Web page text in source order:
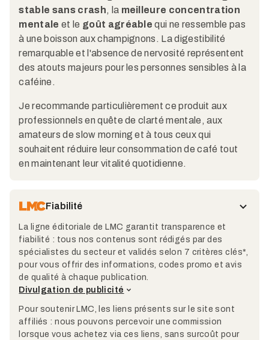
stable sans crash, la meilleure concentration
mentale et le goût agréable qui ne ressemble pas
à une boisson aux champignons. La digestibilité
remarquable et l'absence de nervosité représentent
des atouts majeurs pour les personnes sensibles à la
caféine.
Je recommande particulièrement ce produit aux
professionnels en quête de clarté mentale, aux
amateurs de slow morning et à tous ceux qui
souhaitent réduire leur consommation de café tout
en maintenant leur vitalité quotidienne.
Fiabilité
La ligne éditoriale de LMC garantit transparence et
fiabilité : tous nos contenus sont rédigés par des
spécialistes du secteur et validés selon 7 critères clés*,
pour vous offrir des informations, codes promo et avis
de qualité à chaque publication.
Divulgation de publicité
Pour soutenir LMC, les liens présents sur le site sont
affiliés : nous pouvons percevoir une commission
lorsque vous achetez via ces liens, sans surcoût pour